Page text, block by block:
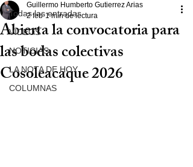
Todas las entradas
VIDEOS
NOTICIAS
LA NOTA DE HOY
COLUMNAS
Abierta la convocatoria para
las bodas colectivas
Cosoleacaque 2026
Guillermo Humberto Gutierrez Arias
2 feb 1 min de lectura